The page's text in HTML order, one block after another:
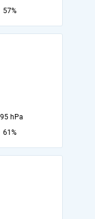
57%
hPa
61%